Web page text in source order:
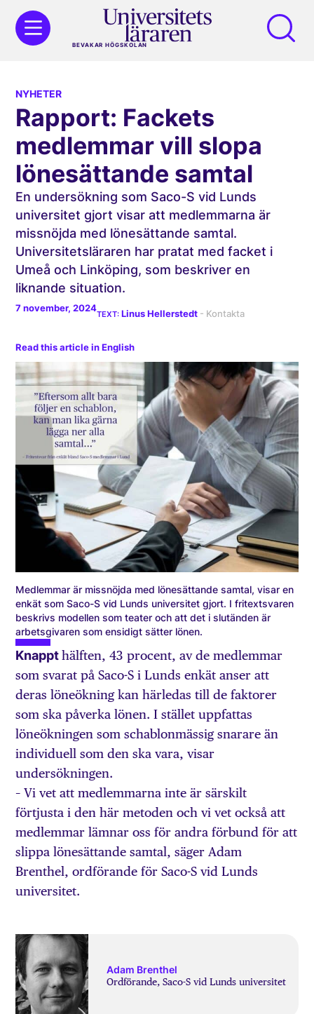
BEVAKAR HÖGSKOLAN
NYHETER
Rapport: Fackets
medlemmar vill slopa
lönesättande samtal
En undersökning som Saco-S vid Lunds
universitet gjort visar att medlemmarna är
missnöjda med lönesättande samtal.
Universitetsläraren har pratat med facket i
Umeå och Linköping, som beskriver en
liknande situation.
7 november, 2024
Linus Hellerstedt
Read this article in English
Medlemmar är missnöjda med lönesättande samtal, visar en
enkät som Saco-S vid Lunds universitet gjort. I fritextsvaren
beskrivs modellen som teater och att det i slutänden är
arbetsgivaren som ensidigt sätter lönen.
Knappthälften, 43 procent, av de medlemmar
som svarat på Saco-S i Lunds enkät anser att
deras löneökning kan härledas till de faktorer
som ska påverka lönen. I stället uppfattas
löneökningen som schablonmässig snarare än
individuell som den ska vara, visar
undersökningen.
– Vi vet att medlemmarna inte är särskilt
förtjusta i den här metoden och vi vet också att
medlemmar lämnar oss för andra förbund för att
slippa lönesättande samtal, säger Adam
Brenthel, ordförande för Saco-S vid Lunds
universitet.
Adam Brenthel
Ordförande, Saco-S vid Lunds universitet